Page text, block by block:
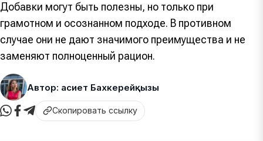
Добавки могут быть полезны, но только при
грамотном и осознанном подходе. В противном
случае они не дают значимого преимущества и не
заменяют полноценный рацион.
Автор: Қасиет Бахкерейқызы
Скопировать ссылку